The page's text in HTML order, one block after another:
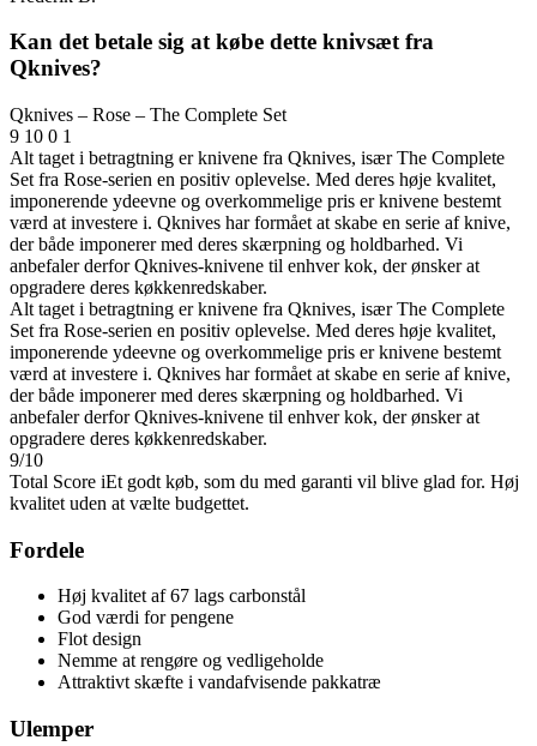
Kan det betale sig at købe dette knivsæt fra
Qknives?
Qknives – Rose – The Complete Set
9 10 0 1
Alt taget i betragtning er knivene fra Qknives, især The Complete
Set fra Rose-serien en positiv oplevelse. Med deres høje kvalitet,
imponerende ydeevne og overkommelige pris er knivene bestemt
værd at investere i. Qknives har formået at skabe en serie af knive,
der både imponerer med deres skærpning og holdbarhed. Vi
anbefaler derfor Qknives-knivene til enhver kok, der ønsker at
opgradere deres køkkenredskaber.
Alt taget i betragtning er knivene fra Qknives, især The Complete
Set fra Rose-serien en positiv oplevelse. Med deres høje kvalitet,
imponerende ydeevne og overkommelige pris er knivene bestemt
værd at investere i. Qknives har formået at skabe en serie af knive,
der både imponerer med deres skærpning og holdbarhed. Vi
anbefaler derfor Qknives-knivene til enhver kok, der ønsker at
opgradere deres køkkenredskaber.
9/10
Total Score iEt godt køb, som du med garanti vil blive glad for. Høj
kvalitet uden at vælte budgettet.
Fordele
Høj kvalitet af 67 lags carbonstål
God værdi for pengene
Flot design
Nemme at rengøre og vedligeholde
Attraktivt skæfte i vandafvisende pakkatræ
Ulemper